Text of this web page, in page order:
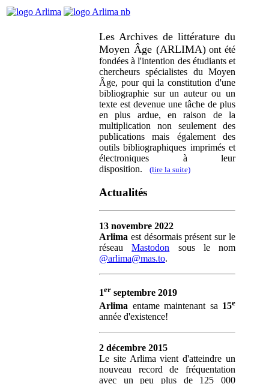
Les Archives de littérature du
Moyen Âge (ARLIMA)ont été
fondées à l'intention des étudiants et
chercheurs spécialistes du Moyen
Âge, pour qui la constitution d'une
bibliographie sur un auteur ou un
texte est devenue une tâche de plus
en plus ardue, en raison de la
multiplication non seulement des
publications mais également des
outils bibliographiques imprimés et
électroniques à leur
disposition. (lire la suite)
Actualités
13 novembre 2022
Arlima est désormais présent sur le
réseauMastodon sous le nom
@arlima@mas.to.
1er septembre 2019
Arlima entame maintenant sa 15e
année d'existence!
2 décembre 2015
Le site Arlima vient d'atteindre un
nouveau record de fréquentation
avec un peu plus de 125 000